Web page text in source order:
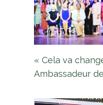
« Cela va
Ambassadeur